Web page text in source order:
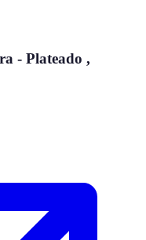
- Plateado ,